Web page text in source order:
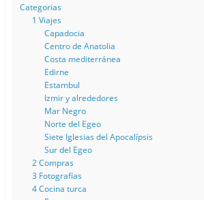
Categorias
1 Viajes
Capadocia
Centro de Anatolia
Costa mediterránea
Edirne
Estambul
Izmir y alrededores
Mar Negro
Norte del Egeo
Siete Iglesias del Apocalípsis
Sur del Egeo
2 Compras
3 Fotografías
4 Cocina turca